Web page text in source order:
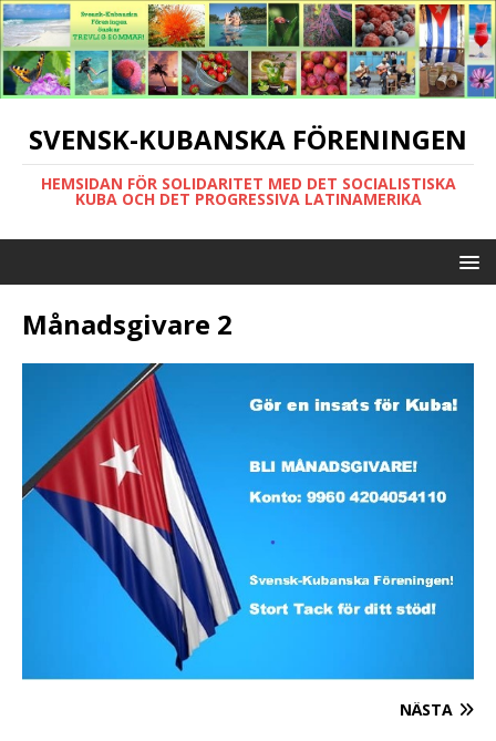
SVENSK-KUBANSKA FÖRENINGEN
HEMSIDAN FÖR SOLIDARITET MED DET SOCIALISTISKA
KUBA OCH DET PROGRESSIVA LATINAMERIKA
Månadsgivare 2
NÄSTA